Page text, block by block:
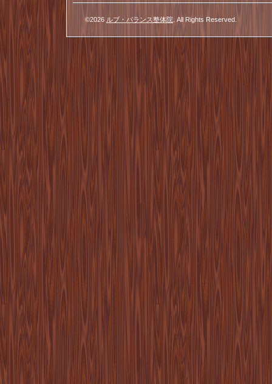
©2026 ルブ・バランス整体院 . All Rights Reserved.